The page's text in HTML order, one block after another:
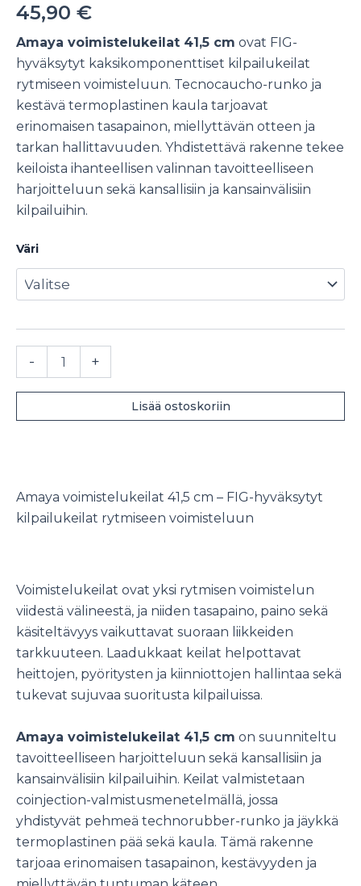
45,90 €
Amaya voimistelukeilat 41,5 cm ovat FIG-
hyväksytyt kaksikomponenttiset kilpailukeilat
rytmiseen voimisteluun. Tecnocaucho-runko ja
kestävä termoplastinen kaula tarjoavat
erinomaisen tasapainon, miellyttävän otteen ja
tarkan hallittavuuden. Yhdistettävä rakenne tekee
keiloista ihanteellisen valinnan tavoitteelliseen
harjoitteluun sekä kansallisiin ja kansainvälisiin
kilpailuihin.
Väri
-
voimistelukeilat
määrä
+
Lisää ostoskoriin
Amaya voimistelukeilat 41,5 cm – FIG-hyväksytyt
kilpailukeilat rytmiseen voimisteluun
Voimistelukeilat ovat yksi rytmisen voimistelun
viidestä välineestä, ja niiden tasapaino, paino sekä
käsiteltävyys vaikuttavat suoraan liikkeiden
tarkkuuteen. Laadukkaat keilat helpottavat
heittojen, pyöritysten ja kiinniottojen hallintaa sekä
tukevat sujuvaa suoritusta kilpailuissa.
Amaya voimistelukeilat 41,5 cm on suunniteltu
tavoitteelliseen harjoitteluun sekä kansallisiin ja
kansainvälisiin kilpailuihin. Keilat valmistetaan
coinjection-valmistusmenetelmällä, jossa
yhdistyvät pehmeä technorubber-runko ja jäykkä
termoplastinen pää sekä kaula. Tämä rakenne
tarjoaa erinomaisen tasapainon, kestävyyden ja